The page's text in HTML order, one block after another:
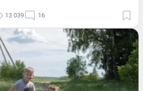
13 039 16